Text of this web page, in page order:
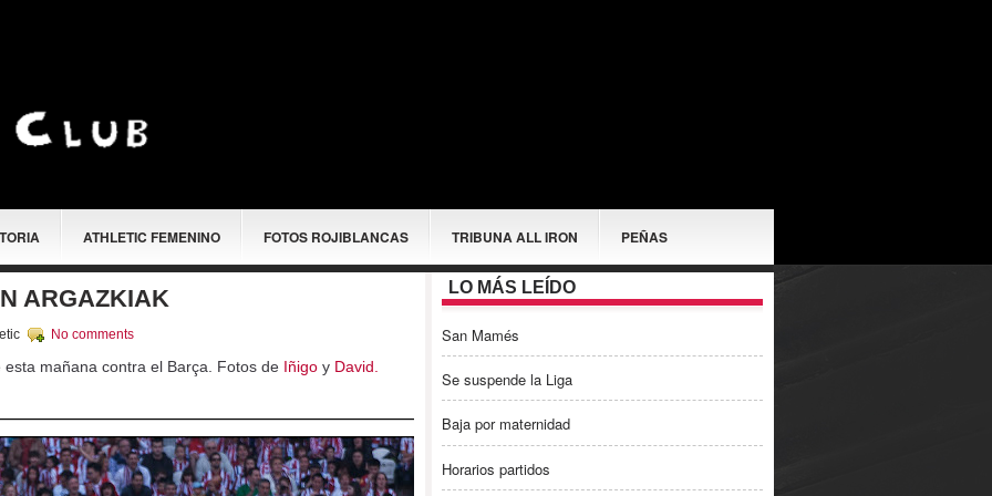
ATHLETIC FEMENINO FOTOS ROJIBLANCAS TRIBUNA ALL IRON PEÑAS
ARGAZKIAK
No comments
mañana contra el Barça. Fotos de Iñigo y David.
LO MÁS LEÍDO
San Mamés
Se suspende la Liga
Baja por maternidad
Horarios partidos